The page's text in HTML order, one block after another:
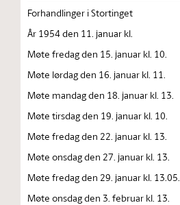
Forhandlinger i Stortinget
År 1954 den 11. januar kl.
Møte fredag den 15. januar kl. 10.
Møte lørdag den 16. januar kl. 11.
Møte mandag den 18. januar kl. 13.
Møte tirsdag den 19. januar kl. 10.
Møte fredag den 22. januar kl. 13.
Møte onsdag den 27. januar kl. 13.
Møte fredag den 29. januar kl. 13.05.
Møte onsdag den 3. februar kl. 13.